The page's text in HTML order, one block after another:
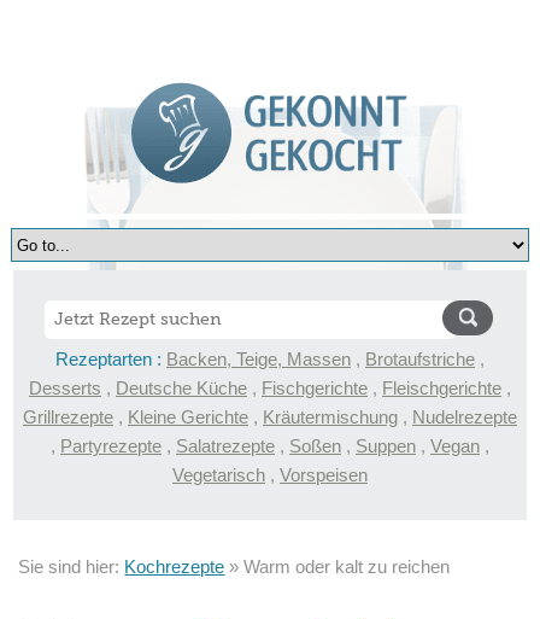
Rezeptarten : Backen, Teige, Massen , Brotaufstriche ,
Desserts , Deutsche Küche , Fischgerichte , Fleischgerichte ,
Grillrezepte , Kleine Gerichte , Kräutermischung , Nudelrezepte
, Partyrezepte , Salatrezepte , Soßen , Suppen , Vegan ,
Vegetarisch , Vorspeisen
Sie sind hier: Kochrezepte »Warm oder kalt zu reichen